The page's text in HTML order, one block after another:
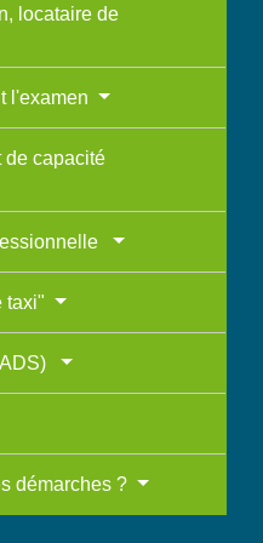
locataire de
l'examen
de capacité
taxi"
démarches ?